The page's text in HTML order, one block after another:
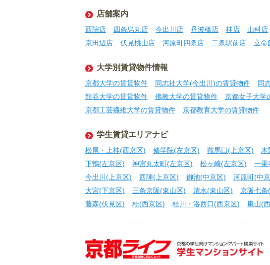
店舗案内
西院店 四条烏丸店 今出川店 丹波橋店 桂店 山科店
京田辺店
伏見桃山店 河原町四条店 二条駅前店 立命
大学別賃貸物件情報
京都大学の賃貸物件 同志社大学(今出川)の賃貸物件 同
龍谷大学の賃貸物件
佛教大学の賃貸物件 京都女子大学
京都工芸繊維大学の賃貸物件
京都教育大学の賃貸物件
学生賃貸エリアナビ
松尾・上桂(西京区) 修学院(左京区) 鞍馬口(上京区) 木
下鴨(左京区)
神宮丸太町(左京区) 松ヶ崎(左京区) 一乗
今出川(上京区)
西陣(上京区) 御池(中京区) 河原町(中
大宮(下京区)
三条京阪(東山区) 清水(東山区) 京阪七条
藤森(伏見区)
桂(西京区) 桂川・洛西口(西京区) 嵐山(